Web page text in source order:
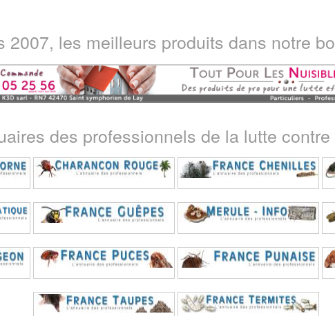
2007, les meilleurs produits dans notre
des professionnels de la lutte